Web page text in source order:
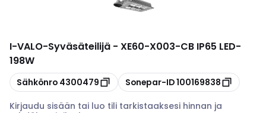
I-VALO-Syväsäteilijä - XE60-X003-CB IP65 LED-
198W
Kopioi
Sähkönro 4300479 Kopioi
Sonepar-ID100169838
Kirjaudu sisään tai luo tili tarkistaaksesi hinnan ja